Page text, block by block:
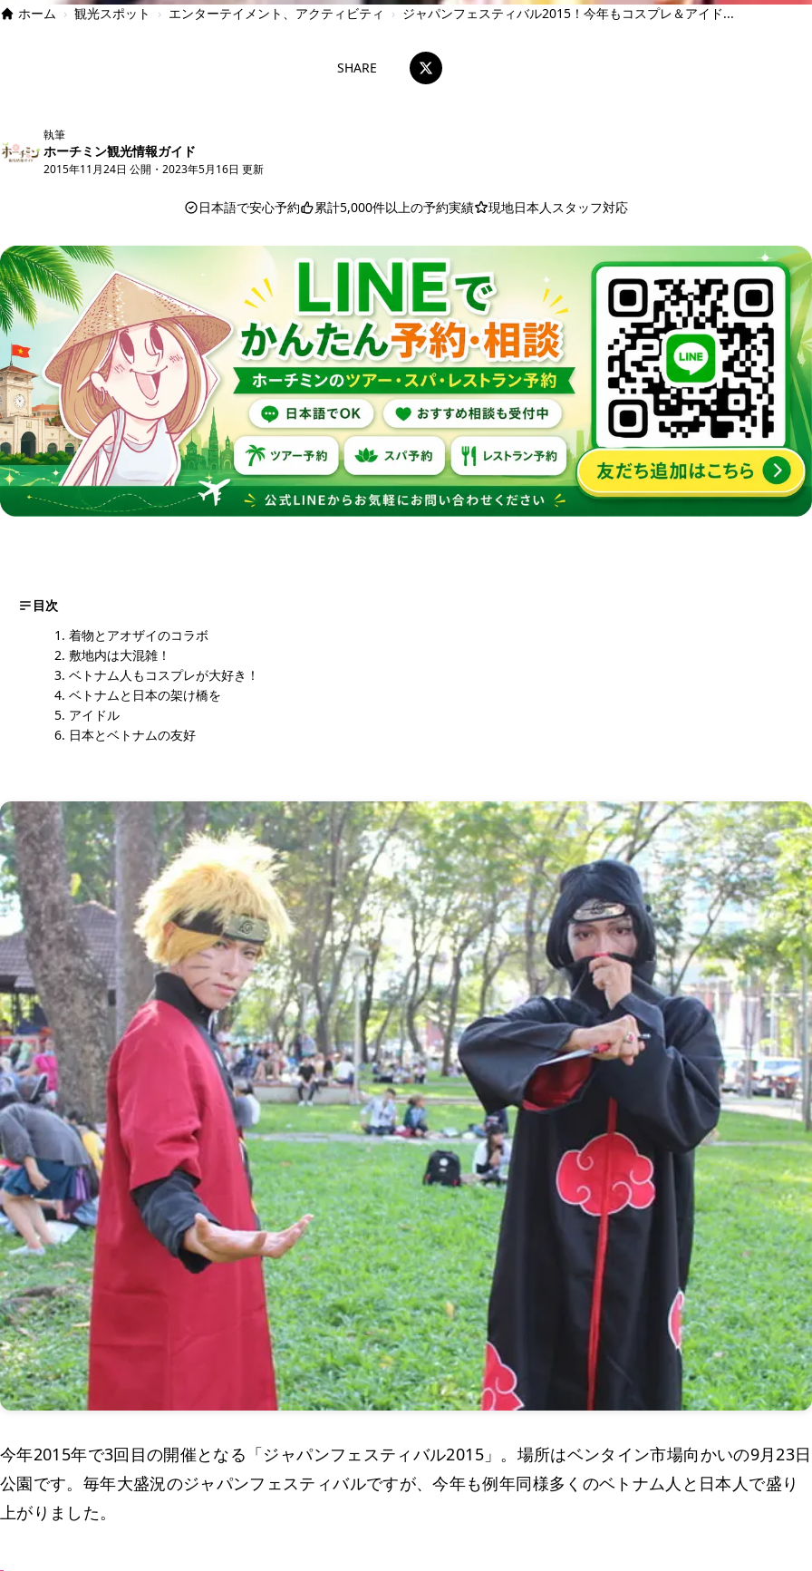
ホーム › 観光スポット › エンターテイメント、アクティビティ › ジャパンフェスティバル2015！今年もコスプレ＆アイド...
SHARE
執筆
ホーチミン観光情報ガイド
2015年11月24日 公開 ・ 2023年5月16日 更新
日本語で安心予約 累計5,000件以上の予約実績 現地日本人スタッフ対応
目次
着物とアオザイのコラボ
敷地内は大混雑！
ベトナム人もコスプレが大好き！
ベトナムと日本の架け橋を
アイドル
日本とベトナムの友好
今年2015年で3回目の開催となる「ジャパンフェスティバル2015」。場所はベンタイン市場向かいの9月23日
公園です。毎年大盛況のジャパンフェスティバルですが、今年も例年同様多くのベトナム人と日本人で盛り
上がりました。